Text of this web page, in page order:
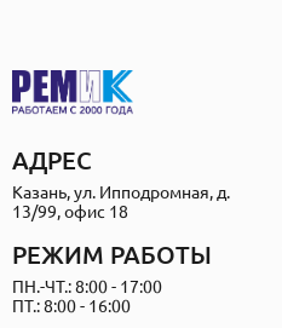
АДРЕС
Казань, ул. Ипподромная, д.
13/99, офис 18
РЕЖИМ РАБОТЫ
ПН.-ЧТ.: 8:00 - 17:00
ПТ.: 8:00 - 16:00